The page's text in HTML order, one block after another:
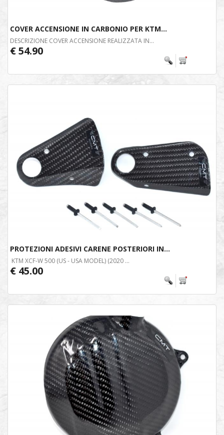
COVER ACCENSIONE IN CARBONIO PER KTM...
DESCRIZIONE COVER ACCENSIONE REALIZZATA IN...
€ 54.90
PROTEZIONI ADESIVI CARENE POSTERIORI IN...
KTM XCF-W 500 (US - USA MODEL) (2020 ...
€ 45.00